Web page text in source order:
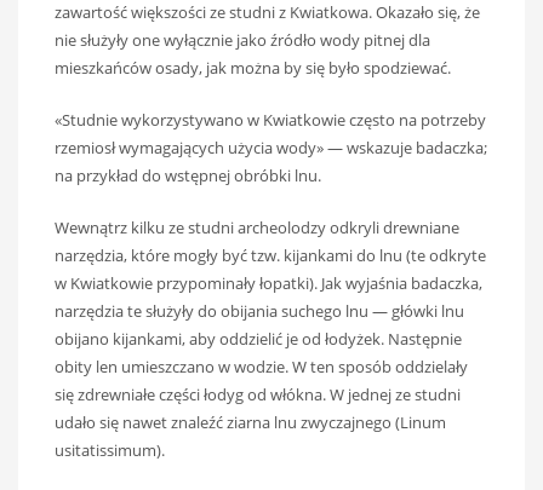
zawartość większości ze studni z Kwiatkowa. Okazało się, że
nie służyły one wyłącznie jako źródło wody pitnej dla
mieszkańców osady, jak można by się było spodziewać.
«Studnie wykorzystywano w Kwiatkowie często na potrzeby
rzemiosł wymagających użycia wody» — wskazuje badaczka;
na przykład do wstępnej obróbki lnu.
Wewnątrz kilku ze studni archeolodzy odkryli drewniane
narzędzia, które mogły być tzw. kijankami do lnu (te odkryte
w Kwiatkowie przypominały łopatki). Jak wyjaśnia badaczka,
narzędzia te służyły do obijania suchego lnu — główki lnu
obijano kijankami, aby oddzielić je od łodyżek. Następnie
obity len umieszczano w wodzie. W ten sposób oddzielały
się zdrewniałe części łodyg od włókna. W jednej ze studni
udało się nawet znaleźć ziarna lnu zwyczajnego (Linum
usitatissimum).